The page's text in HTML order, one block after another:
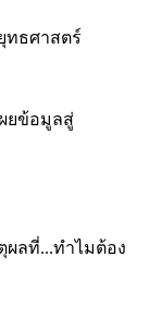
ทธศาสตร์
ผยข้อมูลสู่
ผลที่...ทำไมต้อง